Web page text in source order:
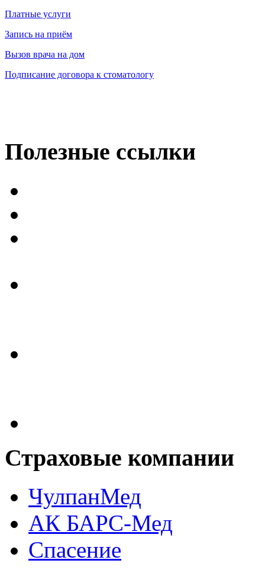
Платные услуги
Запись на приём
Вызов врача на дом
Подписание договора к стоматологу
Полезные ссылки
Страховые компании
ЧулпанМед
АК БАРС-Мед
Спасение